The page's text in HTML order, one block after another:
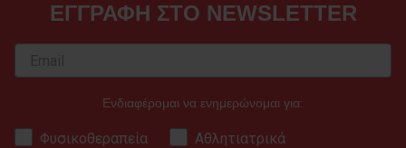
ΕΓΓΡΑΦΗ ΣΤΟ NEWSLETTER
Ενδιαφέρομαι να ενημερώνομαι για:
Φυσικοθεραπεία
Αθλητιατρικά